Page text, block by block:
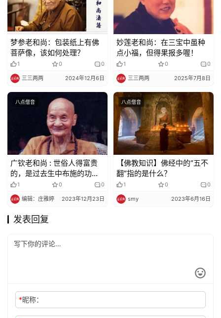
梦参老和尚：包装纸上有佛
菩萨像，该如何处理？
1 0 0
三三两两 2024年12月6日
妙莲老和尚：在三宝中虽种
点小福，但得果报多喔！
1 0 0
三三两两 2025年7月8日
八点僧音
广钦老和尚 : 世俗人得富贵
的，是过去生中布施的功德
来的
1 0 0
编辑：庄雅婷 2023年12月23日
八点僧音
【佛教知识】佛经中的“五不
翻”指的是什么？
1 0 0
smy 2023年6月16日
发表回复
*昵称：